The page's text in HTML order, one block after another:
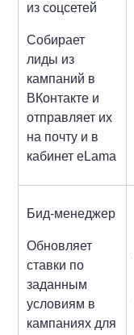
из соцсетей
Собирает
лиды из
кампаний в
ВКонтакте и
отправляет их
на почту и в
кабинет eLama
Бид-менеджер
Обновляет
ставки по
заданным
условиям в
кампаниях для